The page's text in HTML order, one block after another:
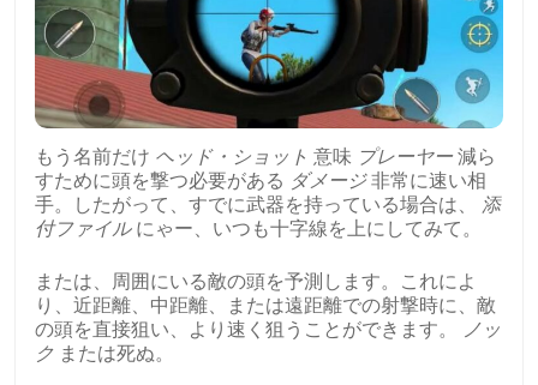
もう名前だけ ヘッド・ショット 意味 プレーヤー減ら
すために頭を撃つ必要がある ダメージ非常に速い相
手。したがって、すでに武器を持っている場合は、
添
付ファイルにゃー、いつも十字線を上にしてみて。
または、周囲にいる敵の頭を予測します。これによ
り、近距離、中距離、または遠距離での射撃時に、敵
の頭を直接狙い、より速く狙うことができます。
ノッ
ク または死ぬ。